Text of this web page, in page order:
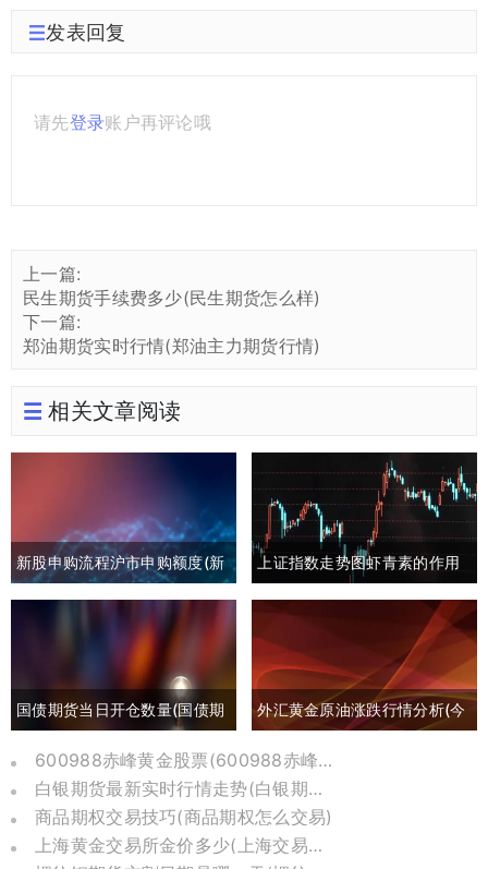
发表回复
请先登录账户再评论哦
上一篇:
民生期货手续费多少(民生期货怎么样)
下一篇:
郑油期货实时行情(郑油主力期货行情)
相关文章阅读
新股申购流程沪市申购额度(新
股申购流程沪市申购额度怎么
上证指数走势图虾青素的作用
(上证指数黄白线分析)
国债期货当日开仓数量(国债期
货买入开仓)
外汇黄金原油涨跌行情分析(今
日外汇黄金原油分析)
600988赤峰黄金股票(600988赤峰黄金股票历史价格)
白银期货最新实时行情走势(白银期货行情实时行情)
商品期权交易技巧(商品期权怎么交易)
上海黄金交易所金价多少(上海交易所黄金价格今日金价)